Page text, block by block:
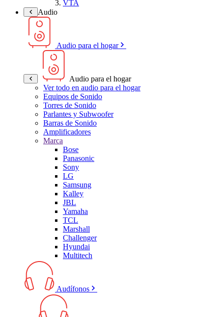
VTA
Audio
Audio para el hogar
Audio para el hogar
Ver todo en audio para el hogar
Equipos de Sonido
Torres de Sonido
Parlantes y Subwoofer
Barras de Sonido
Amplificadores
Marca
Bose
Panasonic
Sony
LG
Samsung
Kalley
JBL
Yamaha
TCL
Marshall
Challenger
Hyundai
Multitech
Audífonos